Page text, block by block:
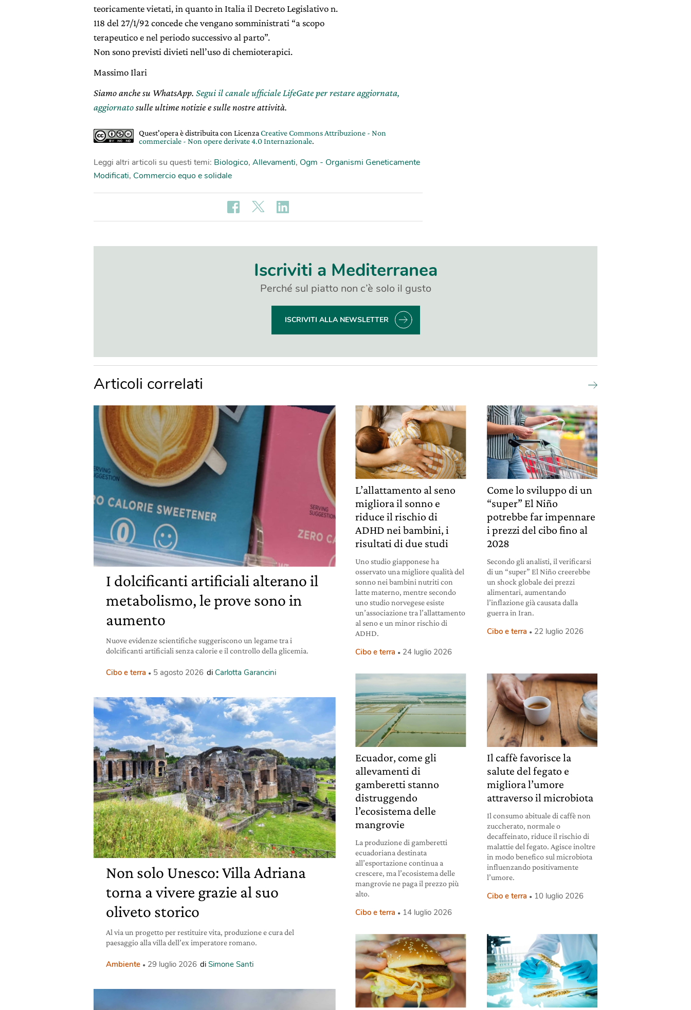
teoricamente vietati, in quanto in Italia il Decreto Legislativo n.
118 del 27/1/92 concede che vengano somministrati “a scopo
terapeutico e nel periodo successivo al parto”.
Non sono previsti divieti nell’uso di chemioterapici.
Massimo Ilari
Siamo anche su WhatsApp. Segui il canale ufficiale LifeGate per restare aggiornata,
aggiornatosulle ultime notizie e sulle nostre attività.
Quest'opera è distribuita con Licenza Creative Commons Attribuzione - Non
commerciale - Non opere derivate 4.0 Internazionale.
Leggi altri articoli su questi temi: Biologico, Allevamenti, Ogm - Organismi Geneticamente
Modificati, Commercio equo e solidale
Iscriviti a Mediterranea
Perché sul piatto non c’è solo il gusto
ISCRIVITI ALLA NEWSLETTER
Articoli correlati
I dolcificanti artificiali alterano il
metabolismo, le prove sono in
aumento
Nuove evidenze scientifiche suggeriscono un legame tra i
dolcificanti artificiali senza calorie e il controllo della glicemia.
Cibo e terra 5 agosto 2026 di Carlotta Garancini
Non solo Unesco: Villa Adriana
torna a vivere grazie al suo
oliveto storico
Al via un progetto per restituire vita, produzione e cura del
paesaggio alla villa dell’ex imperatore romano.
Ambiente 29 luglio 2026 di Simone Santi
L’allattamento al seno
migliora il sonno e
riduce il rischio di
ADHD nei bambini, i
risultati di due studi
Uno studio giapponese ha
osservato una migliore qualità del
sonno nei bambini nutriti con
latte materno, mentre secondo
uno studio norvegese esiste
un’associazione tra l’allattamento
al seno e un minor rischio di
ADHD.
Cibo e terra 24 luglio 2026
Come lo sviluppo di un
“super” El Niño
potrebbe far impennare
i prezzi del cibo fino al
2028
Secondo gli analisti, il verificarsi
di un “super” El Niño creerebbe
un shock globale dei prezzi
alimentari, aumentando
l’inflazione già causata dalla
guerra in Iran.
Cibo e terra 22 luglio 2026
Ecuador, come gli
allevamenti di
gamberetti stanno
distruggendo
l’ecosistema delle
mangrovie
La produzione di gamberetti
ecuadoriana destinata
all’esportazione continua a
crescere, ma l’ecosistema delle
mangrovie ne paga il prezzo più
alto.
Cibo e terra 14 luglio 2026
Il caffè favorisce la
salute del fegato e
migliora l’umore
attraverso il microbiota
Il consumo abituale di caffè non
zuccherato, normale o
decaffeinato, riduce il rischio di
malattie del fegato. Agisce inoltre
in modo benefico sul microbiota
influenzando positivamente
l’umore.
Cibo e terra 10 luglio 2026